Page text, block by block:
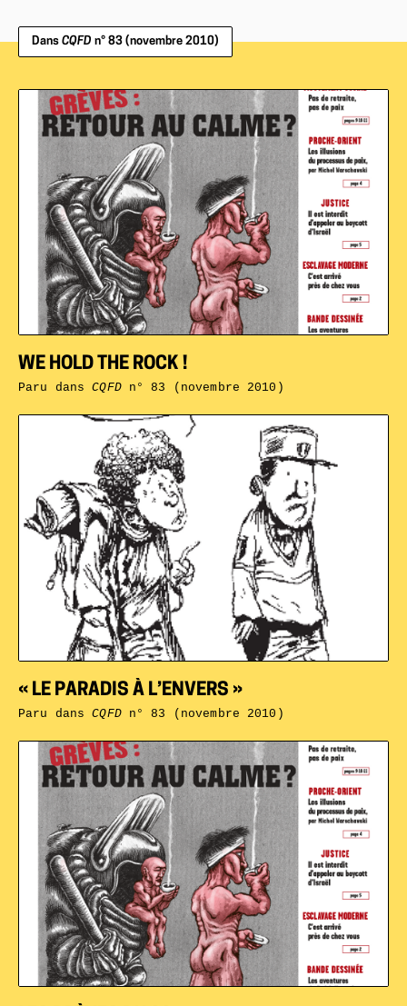
Dans CQFD n° 83 (novembre 2010)
« LE PARADIS À L’ENVERS »
Paru dansCQFDn° 83 (novembre 2010)
WE HOLD THE ROCK !
Paru dansCQFDn° 83 (novembre 2010)